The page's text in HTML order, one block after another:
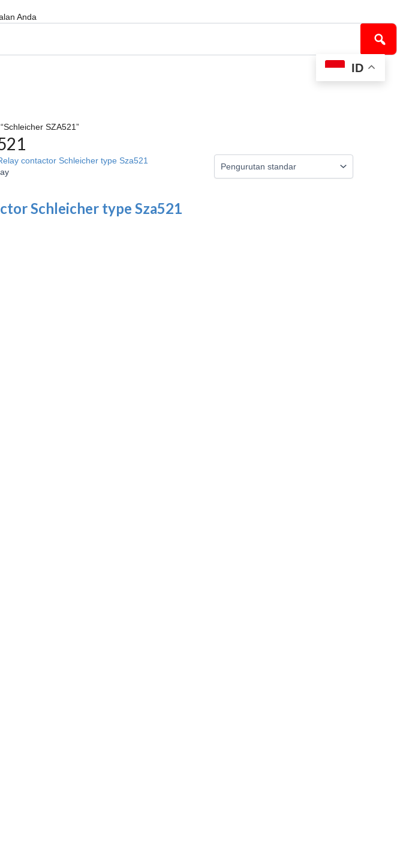
Anda
SZA521”
Schleicher type Sza521
ID